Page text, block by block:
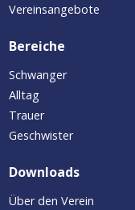
Vereinsangebote
Bereiche
Schwanger
Alltag
Trauer
Geschwister
Downloads
Über den Verein